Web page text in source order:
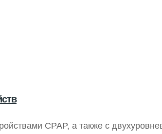
CPAP, а также с